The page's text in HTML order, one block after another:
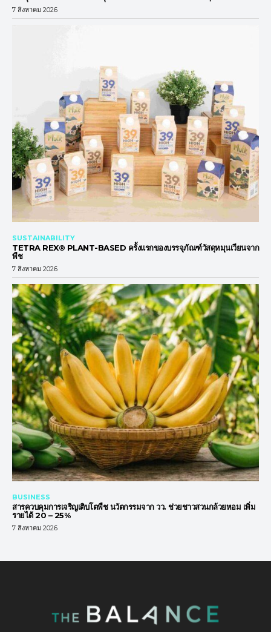
7 สิงหาคม 2026
SUSTAINABILITY
TETRA REX® PLANT-BASED ครั้งแรกของบรรจุภัณฑ์วัสดุหมุนเวียนจาก
พืช
7 สิงหาคม 2026
BUSINESS
สารควบคุมการเจริญเติบโตพืช นวัตกรรมจาก วว. ช่วยชาวสวนกล้วยหอม เพิ่ม
รายได้ 20 – 25%
7 สิงหาคม 2026